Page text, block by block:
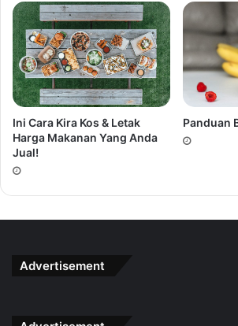
Ini Cara Kira Kos & Letak
Harga Makanan Yang Anda
Jual!
Panduan
Advertisement